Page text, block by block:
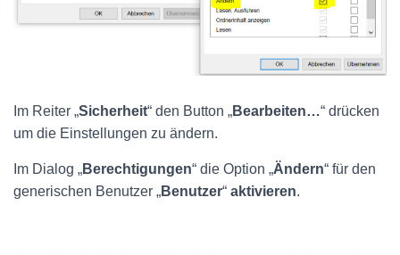
Im Reiter „Sicherheit“ den Button „Bearbeiten…“ drücken
um die Einstellungen zu ändern.
Im Dialog „Berechtigungen“ die Option „Ändern“ für den
generischen Benutzer „Benutzer“ aktivieren.